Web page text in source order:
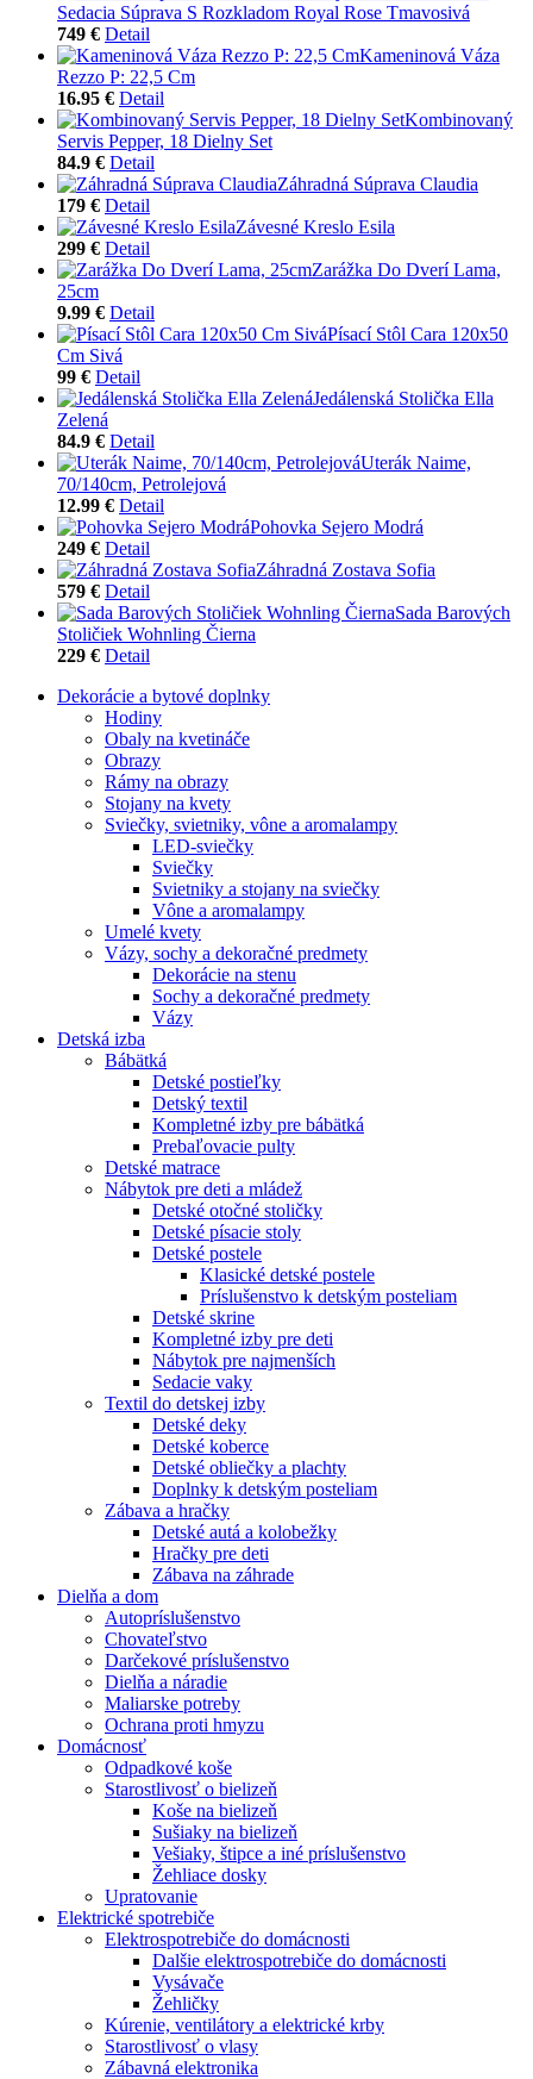
Sedacia Súprava S Rozkladom Royal Rose Tmavosivá
749 € Detail
Kameninová Váza
Rezzo P: 22,5 Cm
16.95 € Detail
Kombinovaný
Servis Pepper, 18 Dielny Set
84.9 € Detail
Záhradná Súprava Claudia
179 € Detail
Závesné Kreslo Esila
299 € Detail
Zarážka Do Dverí Lama,
25cm
9.99 € Detail
Písací Stôl Cara 120x50
Cm Sivá
99 € Detail
Jedálenská Stolička Ella
Zelená
84.9 € Detail
Uterák Naime,
70/140cm, Petrolejová
12.99 € Detail
Pohovka Sejero Modrá
249 € Detail
Záhradná Zostava Sofia
579 € Detail
Sada Barových
Stoličiek Wohnling Čierna
229 € Detail
Dekorácie a bytové doplnky
Hodiny
Obaly na kvetináče
Obrazy
Rámy na obrazy
Stojany na kvety
Sviečky, svietniky, vône a aromalampy
LED-sviečky
Sviečky
Svietniky a stojany na sviečky
Vône a aromalampy
Umelé kvety
Vázy, sochy a dekoračné predmety
Dekorácie na stenu
Sochy a dekoračné predmety
Vázy
Detská izba
Bábätká
Detské postieľky
Detský textil
Kompletné izby pre bábätká
Prebaľovacie pulty
Detské matrace
Nábytok pre deti a mládež
Detské otočné stoličky
Detské písacie stoly
Detské postele
Klasické detské postele
Príslušenstvo k detským posteliam
Detské skrine
Kompletné izby pre deti
Nábytok pre najmenších
Sedacie vaky
Textil do detskej izby
Detské deky
Detské koberce
Detské obliečky a plachty
Doplnky k detským posteliam
Zábava a hračky
Detské autá a kolobežky
Hračky pre deti
Zábava na záhrade
Dielňa a dom
Autopríslušenstvo
Chovateľstvo
Darčekové príslušenstvo
Dielňa a náradie
Maliarske potreby
Ochrana proti hmyzu
Domácnosť
Odpadkové koše
Starostlivosť o bielizeň
Koše na bielizeň
Sušiaky na bielizeň
Vešiaky, štipce a iné príslušenstvo
Žehliace dosky
Upratovanie
Elektrické spotrebiče
Elektrospotrebiče do domácnosti
Dalšie elektrospotrebiče do domácnosti
Vysávače
Žehličky
Kúrenie, ventilátory a elektrické krby
Starostlivosť o vlasy
Zábavná elektronika